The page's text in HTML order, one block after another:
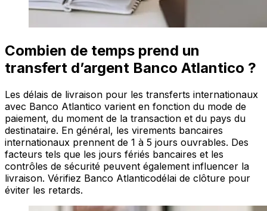
Combien de temps prend un
transfert d’argent Banco Atlantico ?
Les délais de livraison pour les transferts internationaux
avec Banco Atlantico varient en fonction du mode de
paiement, du moment de la transaction et du pays du
destinataire. En général, les virements bancaires
internationaux prennent de 1 à 5 jours ouvrables. Des
facteurs tels que les jours fériés bancaires et les
contrôles de sécurité peuvent également influencer la
livraison. Vérifiez Banco Atlanticodélai de clôture pour
éviter les retards.